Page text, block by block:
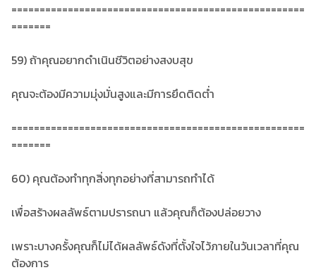
====================================================
=======
59) ถ้าคุณอยากดำเนินชีวิตอย่างสงบสุข
คุณจะต้องมีความมุ่งมั่นสูงและมีการยึดติดต่ำ
====================================================
=======
60) คุณต้องทำทุกสิ่งทุกอย่างที่สามารถทำได้
เพื่อสร้างผลลัพธ์ตามปรารถนา แล้วคุณก็ต้องปล่อยวาง
เพราะบางครั้งคุณก็ไม่ได้ผลลัพธ์ดังที่ตั้งใจไว้ภายในวันเวลาที่คุณ
ต้องการ